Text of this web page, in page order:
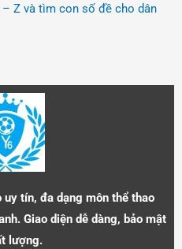
Z và tìm con số đề cho dân
tín, đa dạng môn thể thao
Giao diện dễ dàng, bảo mật
lượng.